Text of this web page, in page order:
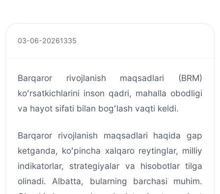
03-06-20261335
Barqaror rivojlanish maqsadlari (BRM)
koʻrsatkichlarini inson qadri, mahalla obodligi
va hayot sifati bilan bogʻlash vaqti keldi.
Barqaror rivojlanish maqsadlari haqida gap
ketganda, koʻpincha xalqaro reytinglar, milliy
indikatorlar, strategiyalar va hisobotlar tilga
olinadi. Albatta, bularning barchasi muhim.